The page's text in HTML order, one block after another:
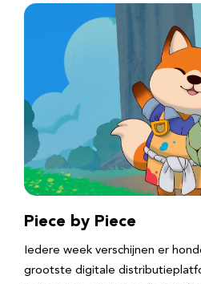
Piece by Piece
Iedere week verschijnen er
grootste digitale